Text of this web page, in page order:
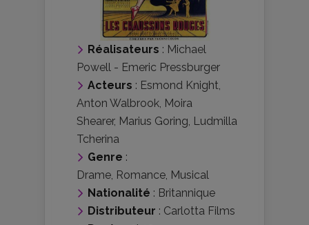
Réalisateurs : Michael
Powell - Emeric Pressburger
Acteurs : Esmond Knight,
Anton Walbrook, Moira
Shearer, Marius Goring, Ludmilla
Tcherina
Genre :
Drame, Romance, Musical
Nationalité : Britannique
Distributeur : Carlotta Films